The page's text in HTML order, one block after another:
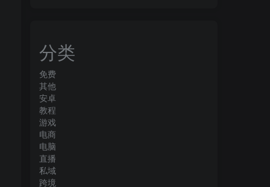
分类
免费
其他
安卓
教程
游戏
电商
电脑
直播
私域
跨境